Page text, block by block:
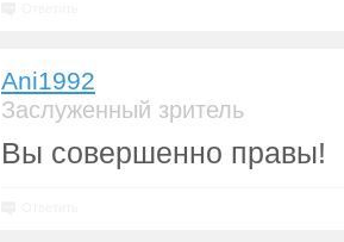
Ani1992
Заслуженный зритель
Вы совершенно правы!